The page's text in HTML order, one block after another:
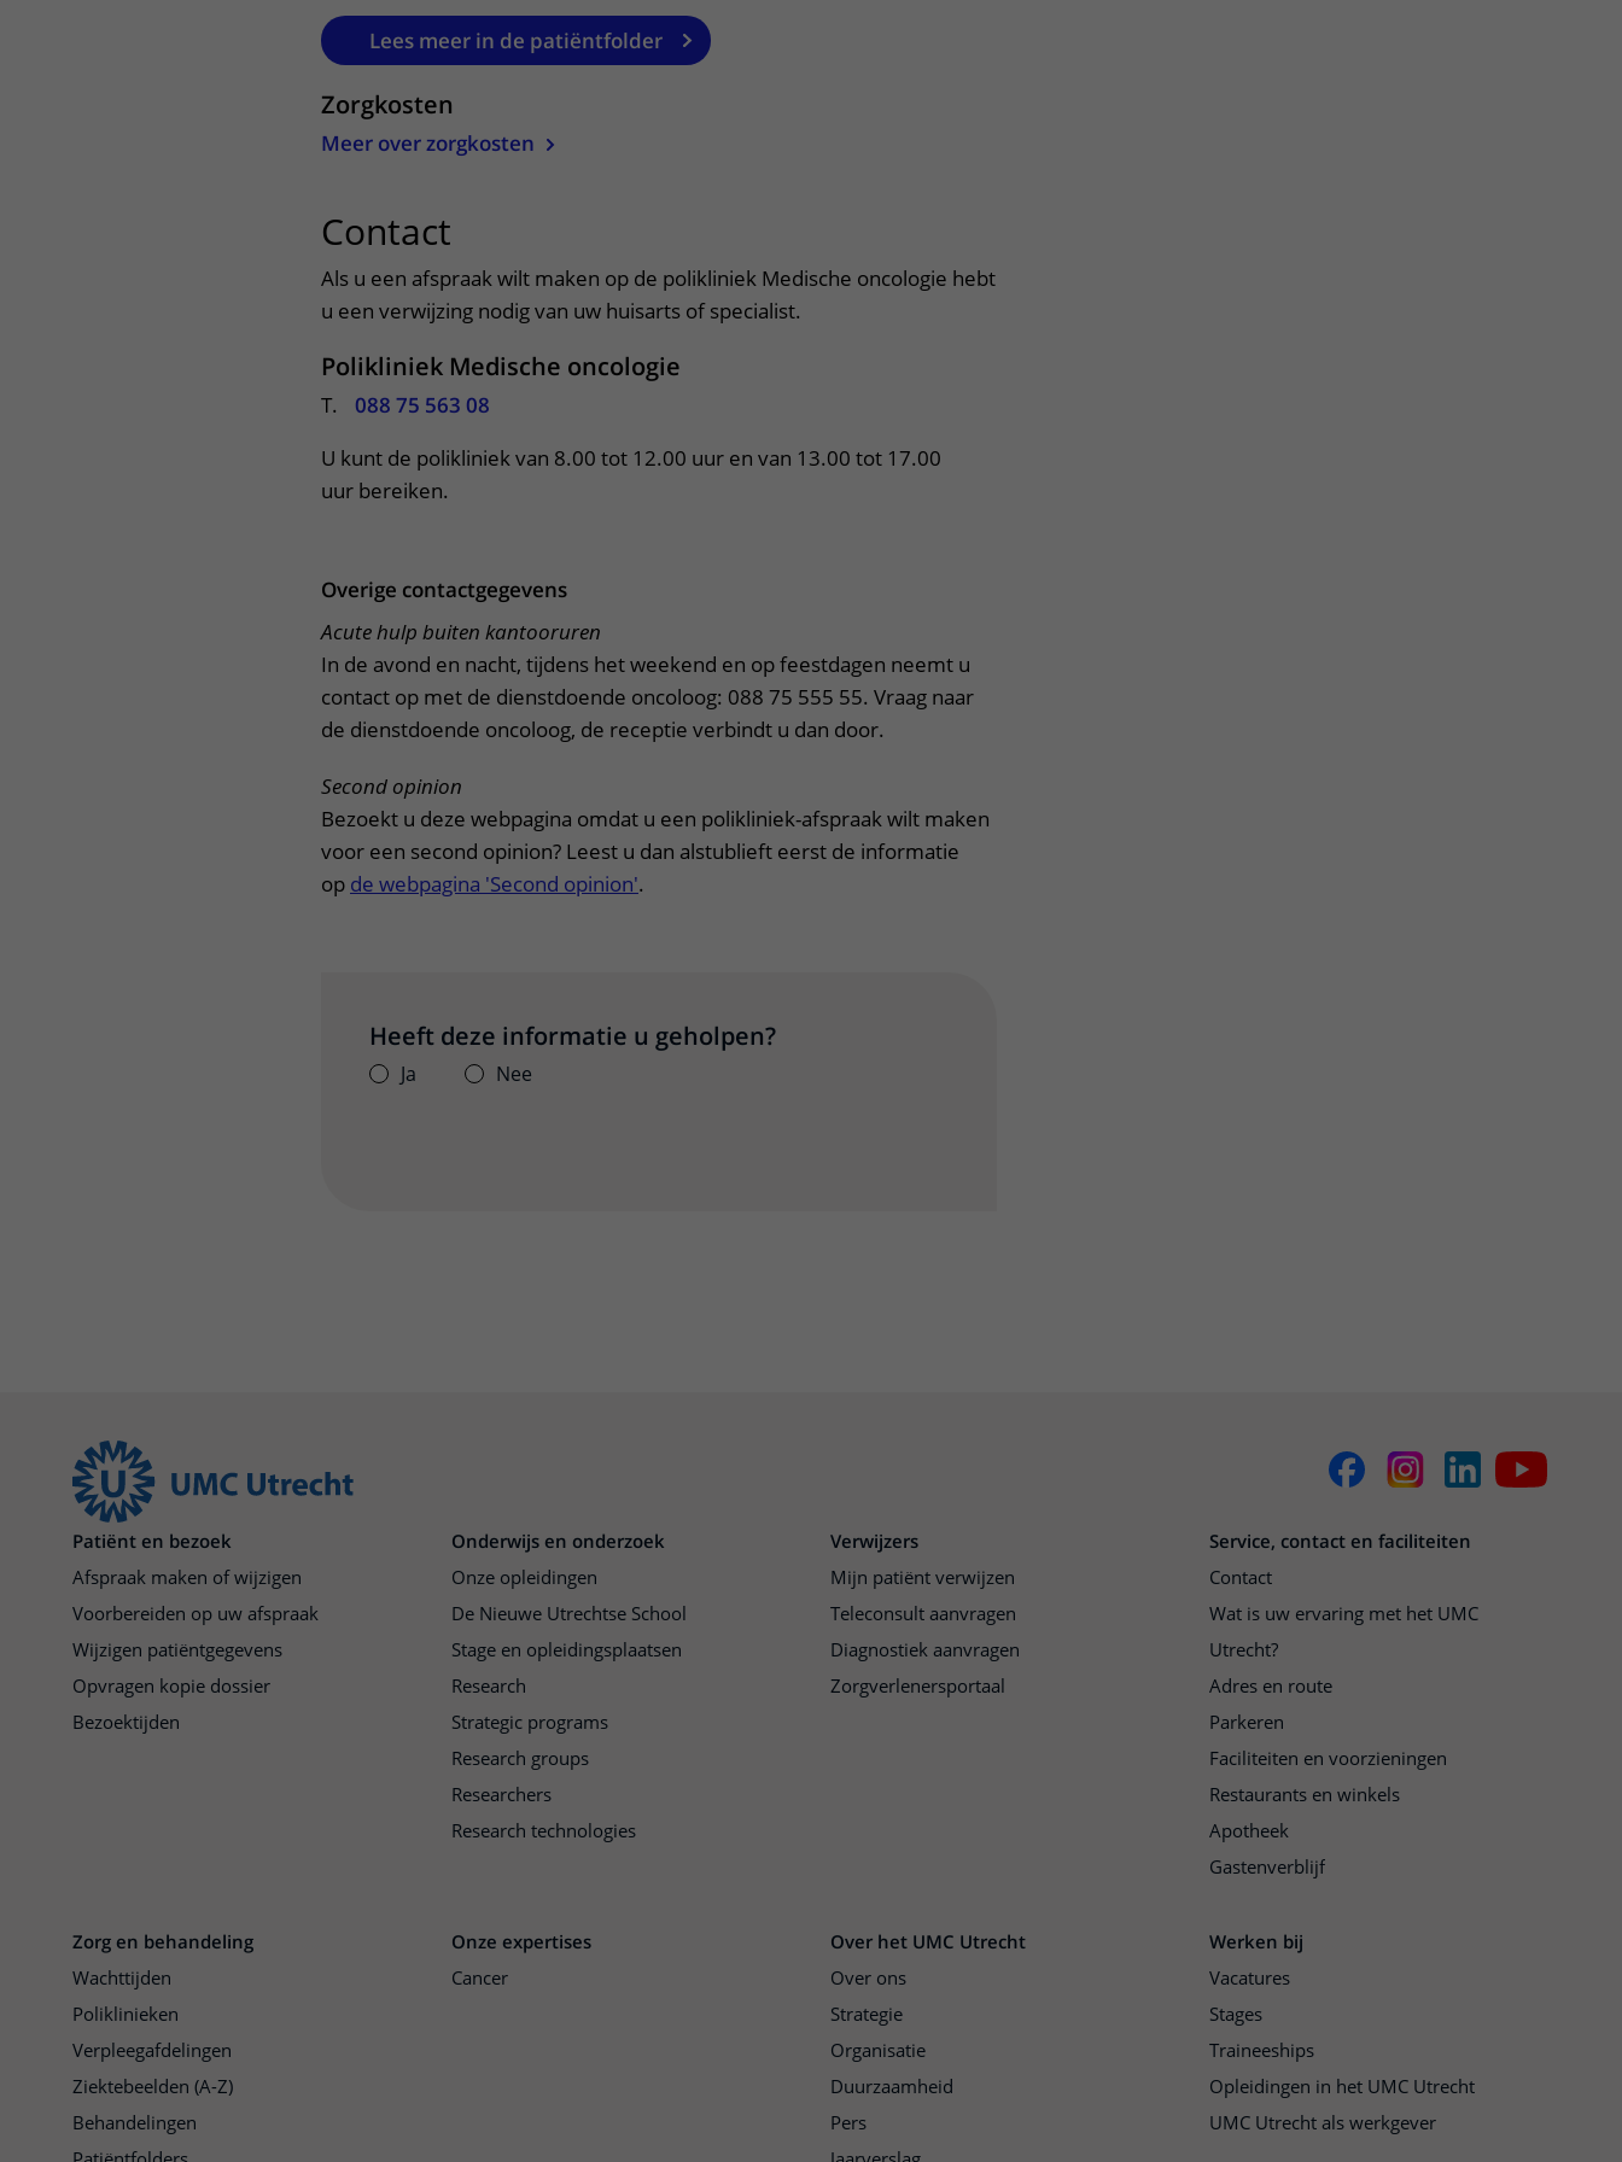
Bezoektijden Contact met verpleegafdeling
Lees meer in de patiëntfolder
Zorgkosten
Meer over zorgkosten
Contact
Als u een afspraak wilt maken op de polikliniek Medische oncologie hebt
u een verwijzing nodig van uw huisarts of specialist.
Polikliniek Medische oncologie
T.
088 75 563 08
U kunt de polikliniek van 8.00 tot 12.00 uur en van 13.00 tot 17.00
uur bereiken.
Overige contactgegevens
Acute hulp buiten kantooruren
In de avond en nacht, tijdens het weekend en op feestdagen neemt u
contact op met de dienstdoende oncoloog: 088 75 555 55. Vraag naar
de dienstdoende oncoloog, de receptie verbindt u dan door.
Second opinion
Bezoekt u deze webpagina omdat u een polikliniek-afspraak wilt maken
voor een second opinion? Leest u dan alstublieft eerst de informatie
op de webpagina 'Second opinion'.
Heeft deze informatie u geholpen?
Ja Nee
Patiënt en bezoek
Afspraak maken of wijzigen
Voorbereiden op uw afspraak
Wijzigen patiëntgegevens
Opvragen kopie dossier
Bezoektijden
Onderwijs en onderzoek
Onze opleidingen
De Nieuwe Utrechtse School
Stage en opleidingsplaatsen
Research
Strategic programs
Research groups
Researchers
Research technologies
Verwijzers
Mijn patiënt verwijzen
Teleconsult aanvragen
Diagnostiek aanvragen
Zorgverlenersportaal
Service, contact en faciliteiten
Contact
Wat is uw ervaring met het UMC
Utrecht?
Adres en route
Parkeren
Faciliteiten en voorzieningen
Restaurants en winkels
Apotheek
Gastenverblijf
Zorg en behandeling
Wachttijden
Poliklinieken
Verpleegafdelingen
Ziektebeelden (A-Z)
Behandelingen
Onze expertises
Cancer
Over het UMC Utrecht
Over ons
Strategie
Organisatie
Duurzaamheid
Pers
Werken bij
Vacatures
Stages
Traineeships
Opleidingen in het UMC Utrecht
UMC Utrecht als werkgever